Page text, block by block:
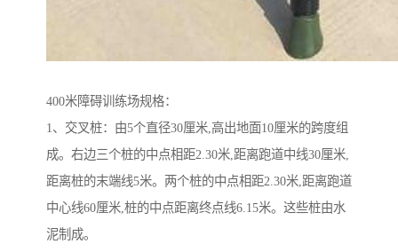
400米障碍训练场规格：
1、交叉桩：由5个直径30厘米,高出地面10厘米的跨度组
成。右边三个桩的中点相距2.30米,距离跑道中线30厘米,
距离桩的末端线5米。两个桩的中点相距2.30米,距离跑道
中心线60厘米,桩的中点距离终点线6.15米。这些桩由水
泥制成。